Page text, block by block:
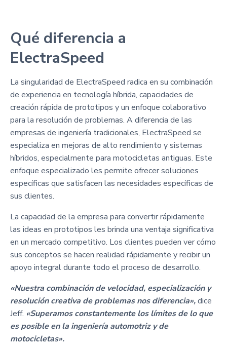
Qué diferencia a
ElectraSpeed
La singularidad de ElectraSpeed radica en su combinación
de experiencia en tecnología híbrida, capacidades de
creación rápida de prototipos y un enfoque colaborativo
para la resolución de problemas. A diferencia de las
empresas de ingeniería tradicionales, ElectraSpeed se
especializa en mejoras de alto rendimiento y sistemas
híbridos, especialmente para motocicletas antiguas. Este
enfoque especializado les permite ofrecer soluciones
específicas que satisfacen las necesidades específicas de
sus clientes.
La capacidad de la empresa para convertir rápidamente
las ideas en prototipos les brinda una ventaja significativa
en un mercado competitivo. Los clientes pueden ver cómo
sus conceptos se hacen realidad rápidamente y recibir un
apoyo integral durante todo el proceso de desarrollo.
«Nuestra combinación de velocidad, especialización y
resolución creativa de problemas nos diferencia»,dice
Jeff. «Superamos constantemente los límites de lo que
es posible en la ingeniería automotriz y de
motocicletas».